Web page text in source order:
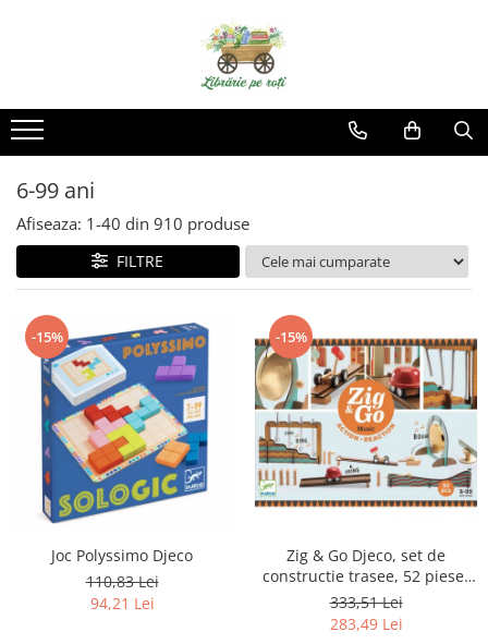
6-99 ani
Afiseaza: 1-40 din 910 produse
FILTRE
-15%
Joc Polyssimo Djeco
110,83 Lei
94,21 Lei
-15%
Zig & Go Djeco, set de
constructie trasee, 52 piese-
Muzica
333,51 Lei
283,49 Lei